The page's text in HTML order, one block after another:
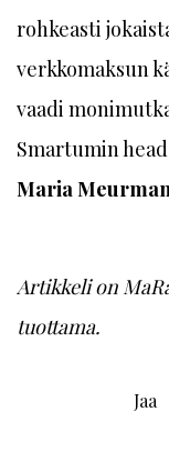
rohkeasti
verkkomaksun
vaadi
Smartumin
Maria Meurman
Artikkeli on
tuottama.
Jaa